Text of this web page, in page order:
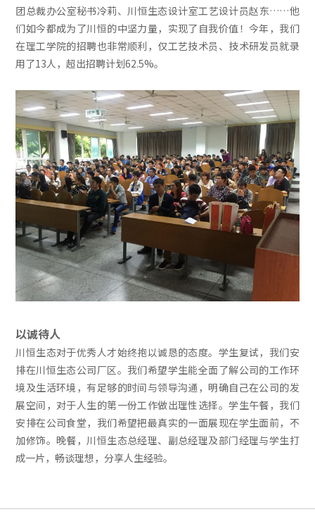
团总裁办公室秘书冷莉、川恒生态设计室工艺设计员赵东……他
们如今都成为了川恒的中坚力量，实现了自我价值！今年，我们
在理工学院的招聘也非常顺利，仅工艺技术员、技术研发员就录
用了13人，超出招聘计划62.5%。
以诚待人
川恒生态对于优秀人才始终抱以诚恳的态度。学生复试，我们安
排在川恒生态公司厂区。我们希望学生能全面了解公司的工作环
境及生活环境，有足够的时间与领导沟通，明确自己在公司的发
展空间，对于人生的第一份工作做出理性选择。学生午餐，我们
安排在公司食堂，我们希望把最真实的一面展现在学生面前，不
加修饰。晚餐，川恒生态总经理、副总经理及部门经理与学生打
成一片，畅谈理想，分享人生经验。